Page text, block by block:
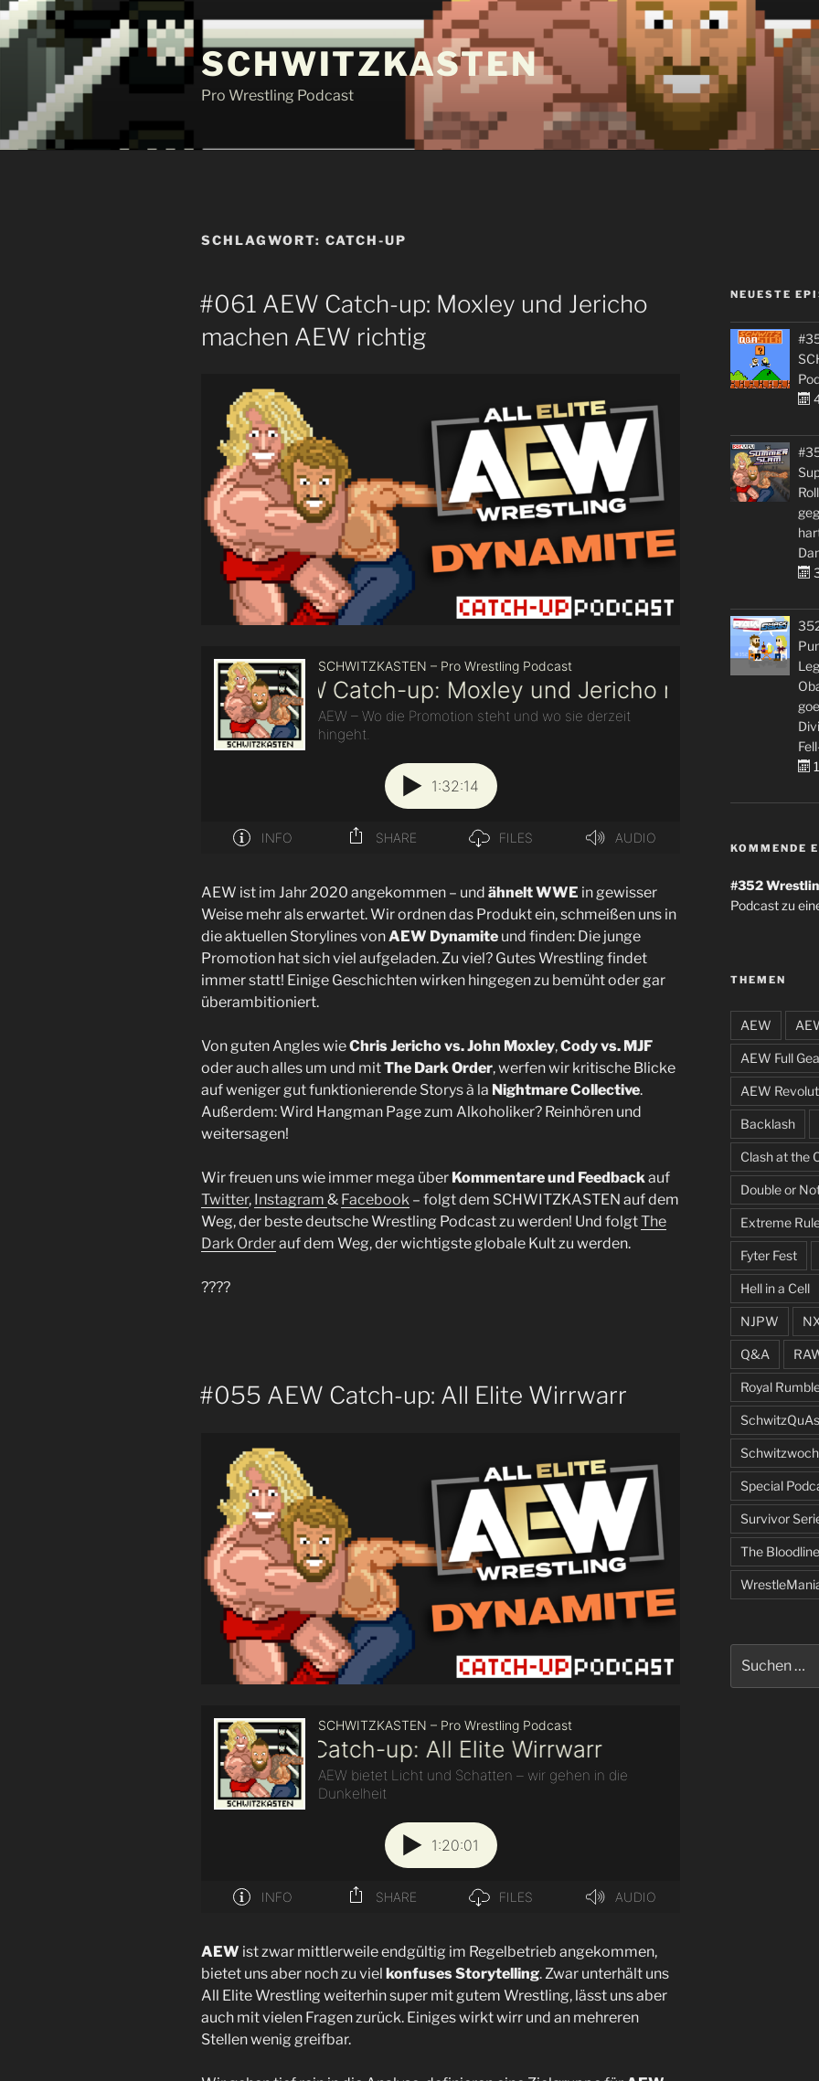
Zum
Inhalt
springen
SCHWITZKASTEN
Pro Wrestling Podcast
SCHLAGWORT: CATCH-UP
#061 AEW Catch-up: Moxley und Jericho
machen AEW richtig
AEW ist im Jahr 2020 angekommen – und ähnelt WWE in gewisser
Weise mehr als erwartet. Wir ordnen das Produkt ein, schmeißen uns in
die aktuellen Storylines vonAEW Dynamite und finden: Die junge
Promotion hat sich viel aufgeladen. Zu viel? Gutes Wrestling findet
immer statt! Einige Geschichten wirken hingegen zu bemüht oder gar
überambitioniert.
Von guten Angles wieChris Jericho vs. John Moxley,Cody vs. MJF
oder auch alles um und mitThe Dark Order, werfen wir kritische Blicke
auf weniger gut funktionierende Storys à la Nightmare Collective.
Außerdem: Wird Hangman Page zum Alkoholiker? Reinhören und
weitersagen!
Wir freuen uns wie immer mega über Kommentare und Feedbackauf
Twitter, Instagram & Facebook – folgt dem SCHWITZKASTEN auf dem
Weg, der beste deutsche Wrestling Podcast zu werden! Und folgtThe
Dark Orderauf dem Weg, der wichtigste globale Kult zu werden.
????
#055 AEW Catch-up: All Elite Wirrwarr
AEW ist zwar mittlerweile endgültig im Regelbetrieb angekommen,
bietet uns aber noch zu viel konfuses Storytelling. Zwar unterhält uns
All Elite Wrestling weiterhin super mit gutem Wrestling, lässt uns aber
auch mit vielen Fragen zurück. Einiges wirkt wirr und an mehreren
Stellen wenig greifbar.
NEUESTE
KOMMENDE
#352
Podcast zu
THEMEN
AEW
AEW Full
AEW
Backlash
Clash at the
Double or
Extreme
Fyter Fest
Hell in a Cell
NJPW
Q&A
Royal
Schwitzwoch
Special
Survivor
The Bloodline
nach: